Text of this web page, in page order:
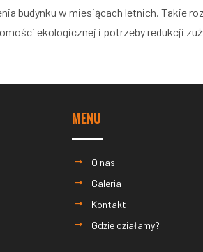
budynku w miesiącach letnich. Takie
ekologicznej i potrzeby redukcji
MENU
O nas
Galeria
Kontakt
Gdzie działamy?